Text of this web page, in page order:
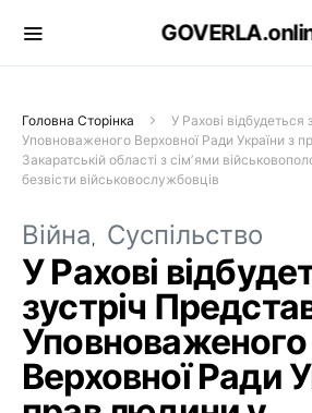
Головна Сторінка
У Рахові відбудеться
Уповноваженого Верховної Ради України з
Закаратській області з сімʼями
безвісти військовослужбовців
Війна Суспільство
У Рахові
зустріч
Уповноваженого
Верховної Ради